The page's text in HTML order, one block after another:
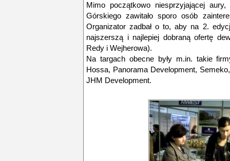
Mimo początkowo niesprzyjającej
Górskiego zawitało sporo osób
Organizator zadbał o to, aby na 2.
najszerszą i najlepiej dobraną ofertę
Redy i Wejherowa).
Na targach obecne były m.in. takie
Hossa, Panorama Development,
JHM Development.